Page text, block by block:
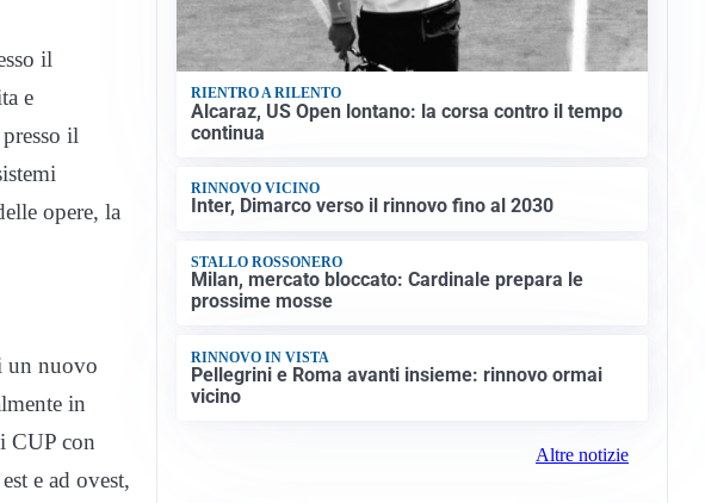
il
e
il
opere, la
un nuovo
in
CUP con
e ad ovest,
RIENTRO A RILENTO
Alcaraz, US Open lontano: la corsa contro il tempo
continua
RINNOVO VICINO
Inter, Dimarco verso il rinnovo fino al 2030
STALLO ROSSONERO
Milan, mercato bloccato: Cardinale prepara le
prossime mosse
RINNOVO IN VISTA
Pellegrini e Roma avanti insieme: rinnovo ormai
vicino
Altre notizie